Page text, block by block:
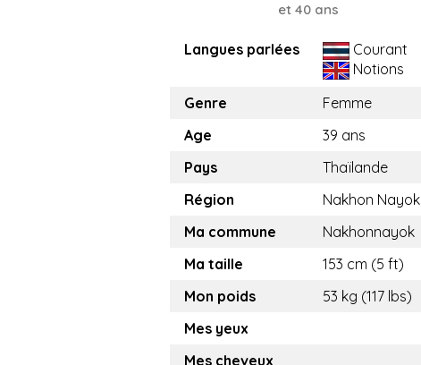
et 40 ans
Langues parlées
Courant
Notions
Genre
Femme
Age
39 ans
Pays
Thaïlande
Région
Nakhon Nayok
Ma commune
Nakhonnayok
Ma taille
153 cm (5 ft)
Mon poids
53 kg (117 lbs)
Mes yeux
Mes cheveux